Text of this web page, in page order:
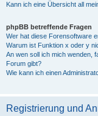
Kann ich eine Übersicht all
phpBB betreffende Fragen
Wer hat diese Forensoftware
Warum ist Funktion x oder y
An wen soll ich mich wenden,
Forum gibt?
Wie kann ich einen
Registrierung und